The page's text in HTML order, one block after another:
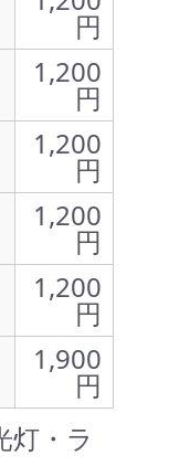
円
1,200
円
1,200
円
1,200
円
1,200
円
1,900
円
灯・ラ